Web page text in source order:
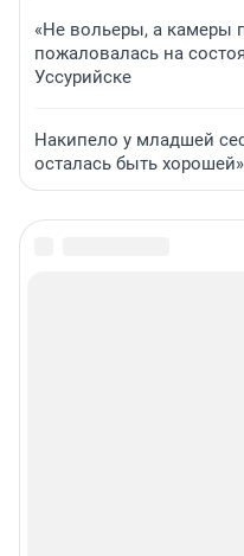
«Не вольеры, а камеры
пожаловалась на
Уссурийске
Накипело у младшей
осталась быть хорошей»